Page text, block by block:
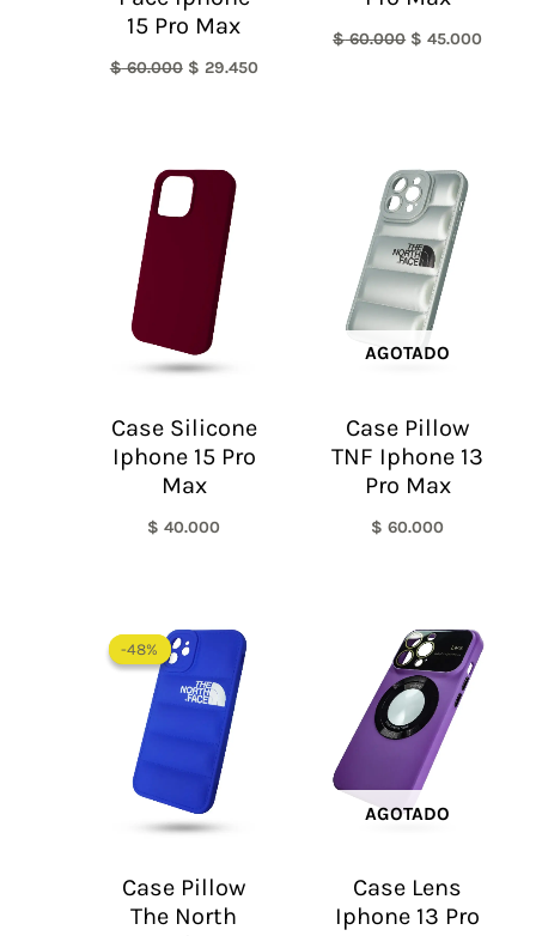
15 Pro Max
$60.000 $ 29.450
$60.000 $ 45.000
Case Silicone
Iphone 15 Pro
Max
$ 40.000
AGOTADO
Case Pillow
TNF Iphone 13
Pro Max
$ 60.000
-48%
-48%
Case Pillow
The North
precio
original
era:
$ 60.000.
AGOTADO
Case Lens
Iphone 13 Pro